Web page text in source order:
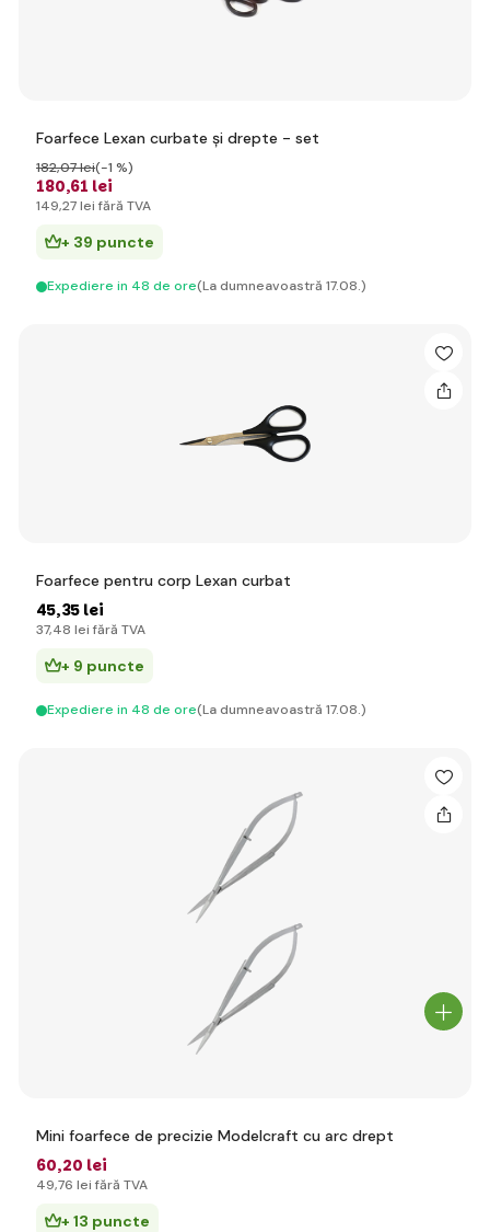
Foarfece Lexan curbate și drepte - set
180,61 lei
182,07 lei(-1 %)
149,27 lei fără TVA
+ 39 puncte
Expediere in 48 de ore(La dumneavoastră 17.08.)
Foarfece pentru corp Lexan curbat
45,35 lei
37,48 lei fără TVA
+ 9 puncte
Expediere in 48 de ore(La dumneavoastră 17.08.)
Mini foarfece de precizie Modelcraft cu arc drept
60,20 lei
49,76 lei fără TVA
+ 13 puncte